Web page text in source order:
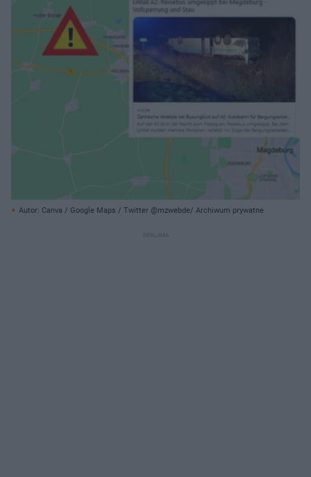
Autor: Canva / Google Maps / Twitter @mzwebde/ Archiwum prywatne